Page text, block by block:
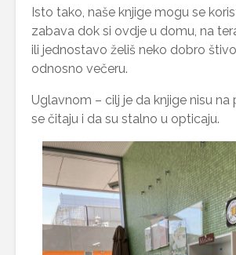
Isto tako, naše knjige mogu se
zabava dok si ovdje u domu, na
ili jednostavo želiš neko dobro
odnosno večeru.
Uglavnom – cilj je da knjige nisu na
se čitaju i da su stalno u opticaju.